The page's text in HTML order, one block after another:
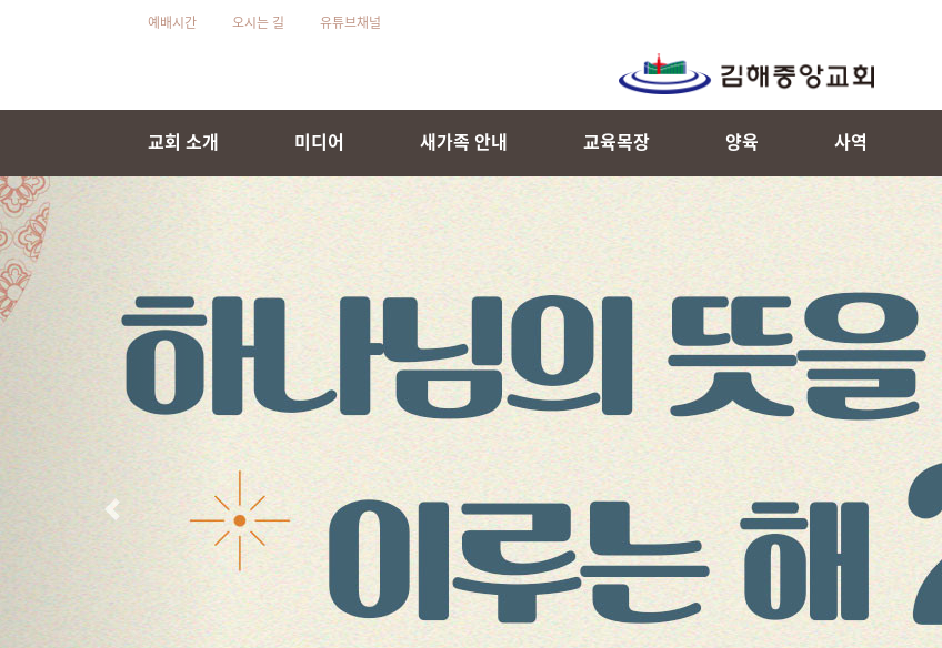
예배시간 오시는 길 유튜브채널
교회 소개 미디어 새가족 안내 교육목장 양육 사역
이전